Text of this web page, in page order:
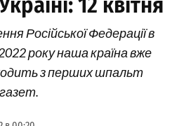
Російської Федерації в
року наша країна вже
з перших шпальт